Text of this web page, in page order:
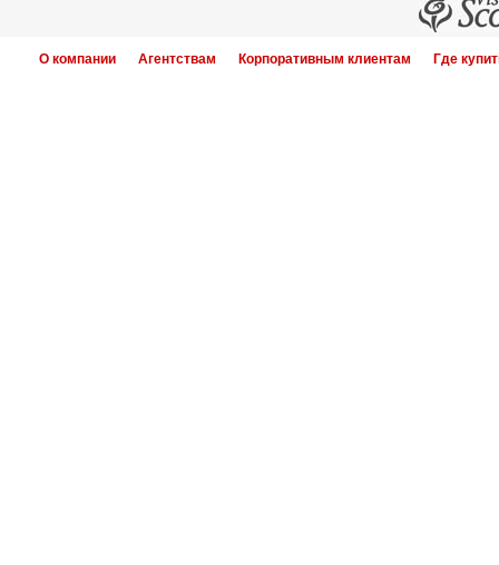
О компании Агентствам Корпоративным клиентам Где